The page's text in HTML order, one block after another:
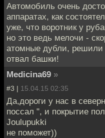
Автомобиль очень
аппаратах, как
уже, что воротник у
но это ведь мелочи -
атомные дубли, решили
отвал башки!
Medicina69 »
#3 | 15.04.15 02:35
Да,дороги у нас в
поссал ", и покрытие
Joulupukki
не поможет))